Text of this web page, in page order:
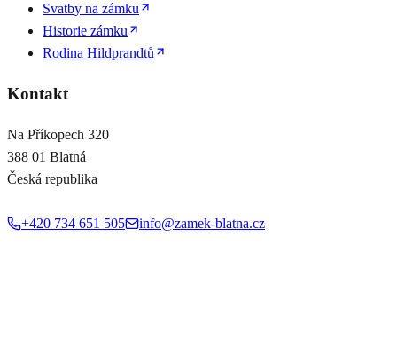
Svatby na zámku
Historie zámku
Rodina Hildprandtů
Kontakt
Na Příkopech 320
388 01 Blatná
Česká republika
+420 734 651 505 info@zamek-blatna.cz